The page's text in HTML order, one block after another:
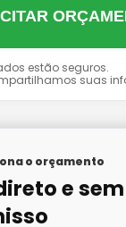
Preço
Azeitona
estão seguros.
suas
o orçamento
e sem